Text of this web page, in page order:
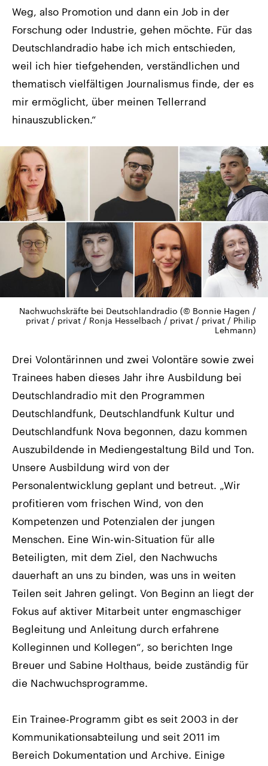
Weg, also Promotion und dann ein Job in der
Forschung oder Industrie, gehen möchte. Für das
Deutschlandradio habe ich mich entschieden,
weil ich hier tiefgehenden, verständlichen und
thematisch vielfältigen Journalismus finde, der es
mir ermöglicht, über meinen Tellerrand
hinauszublicken.“
Nachwuchskräfte bei Deutschlandradio (© Bonnie Hagen /
privat / privat / Ronja Hesselbach / privat / privat / Philip
Lehmann)
Drei Volontärinnen und zwei Volontäre sowie zwei
Trainees haben dieses Jahr ihre Ausbildung bei
Deutschlandradio mit den Programmen
Deutschlandfunk, Deutschlandfunk Kultur und
Deutschlandfunk Nova begonnen, dazu kommen
Auszubildende in Mediengestaltung Bild und Ton.
Unsere Ausbildung wird von der
Personalentwicklung geplant und betreut. „Wir
profitieren vom frischen Wind, von den
Kompetenzen und Potenzialen der jungen
Menschen. Eine Win-win-Situation für alle
Beteiligten, mit dem Ziel, den Nachwuchs
dauerhaft an uns zu binden, was uns in weiten
Teilen seit Jahren gelingt. Von Beginn an liegt der
Fokus auf aktiver Mitarbeit unter engmaschiger
Begleitung und Anleitung durch erfahrene
Kolleginnen und Kollegen“, so berichten Inge
Breuer und Sabine Holthaus, beide zuständig für
die Nachwuchsprogramme.
Ein Trainee-Programm gibt es seit 2003 in der
Kommunikationsabteilung und seit 2011 im
Bereich Dokumentation und Archive. Einige